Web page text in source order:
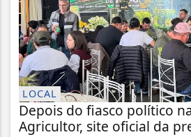
LOCAL
Depois do fiasco político
Agricultor, site oficial da